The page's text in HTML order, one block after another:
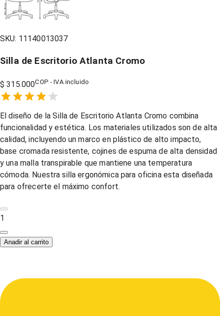
SKU: 11140013037
Silla de Escritorio Atlanta Cromo
$ 315.000COP - IVA incluido
1 Star,
2 Stars,
3 Stars,
4 Stars,
5 Stars,
El diseño de la Silla de Escritorio Atlanta Cromo combina
funcionalidad y estética. Los materiales utilizados son de alta
calidad, incluyendo un marco en plástico de alto impacto,
base cromada resistente, cojines de espuma de alta densidad
y una malla transpirable que mantiene una temperatura
cómoda. Nuestra silla ergonómica para oficina esta diseñada
para ofrecerte el máximo confort.
1
Anadir al carrito